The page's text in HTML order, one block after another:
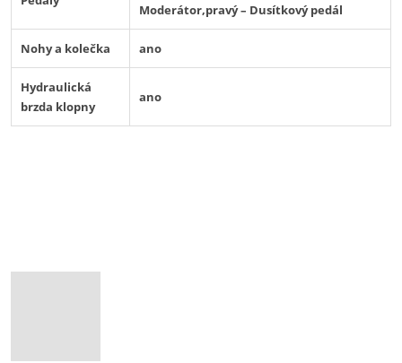
Moderátor,pravý – Dusítkový pedál
Nohy a kolečka ano
Hydraulická
brzda klopny
ano